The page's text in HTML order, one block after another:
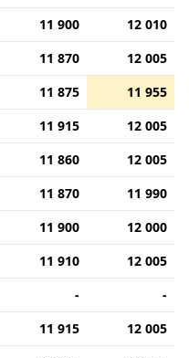
11 900
12 010
11 870
12 005
11 875
11 955
11 915
12 005
11 860
12 005
11 870
11 990
11 900
12 000
11 910
12 005
-
-
11 915
12 005